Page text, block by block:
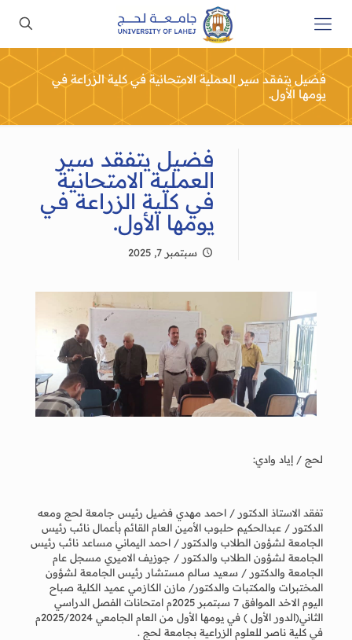
فضيل يتفقد سير العملية الامتحانية في كلية الزراعة في
يومها الأول.
فضيل يتفقد سير
العملية الامتحانية
في كلية الزراعة في
يومها الأول.
سبتمبر 7, 2025
لحج / إياد وادي:
تفقد الاستاذ الدكتور / احمد مهدي فضيل رئيس جامعة لحج ومعه
الدكتور / عبدالحكيم حلبوب الأمين العام القائم بأعمال نائب رئيس
الجامعة لشؤون الطلاب والدكتور / احمد اليماني مساعد نائب رئيس
الجامعة لشؤون الطلاب والدكتور / جوزيف الاميري مسجل عام
الجامعة والدكتور / سعيد سالم مستشار رئيس الجامعة لشؤون
المختبرات والمكتبات والدكتور/ مازن الكازمي عميد الكلية صباح
اليوم الاخد الموافق 7 سبتمبر 2025م امتحانات الفصل الدراسي
الثاني(الدور الأول ) في يومها الأول من العام الجامعي 2025/2024م
في كلية ناصر للعلوم الزراعية بجامعة لحج .